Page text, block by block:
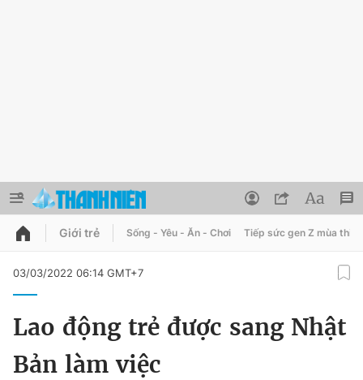
QUẢNG CÁO
Chuyên mục
Đổi mật khẩu
Tin đã lưu
Giới trẻ Sống - Yêu - Ăn - Chơi Tiếp sức gen Z mùa thi
03/03/2022 06:14 GMT+7
Lao động trẻ được sang Nhật
Bản làm việc